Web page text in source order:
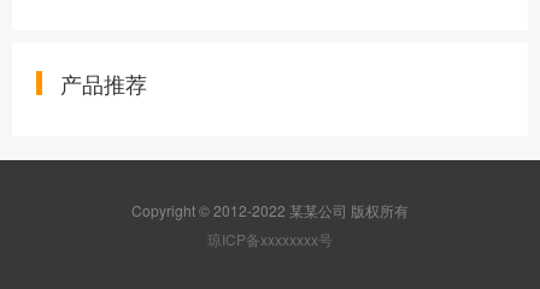
产品推荐
Copyright © 2012-2022 某某公司 版权所有
琼ICP备xxxxxxxx号